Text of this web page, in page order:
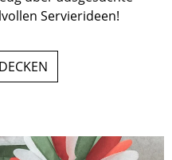
Servierideen!